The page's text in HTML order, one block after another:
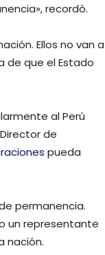
recordó.
Ellos no van a
de que el Estado
al Perú
de
pueda
permanencia.
un representante
nación.